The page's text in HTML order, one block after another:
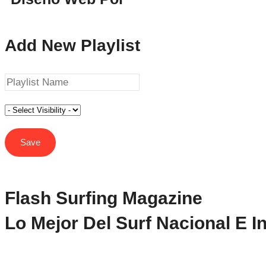
Add New Playlist
Flash Surfing Magazine
Lo Mejor Del Surf Nacional E